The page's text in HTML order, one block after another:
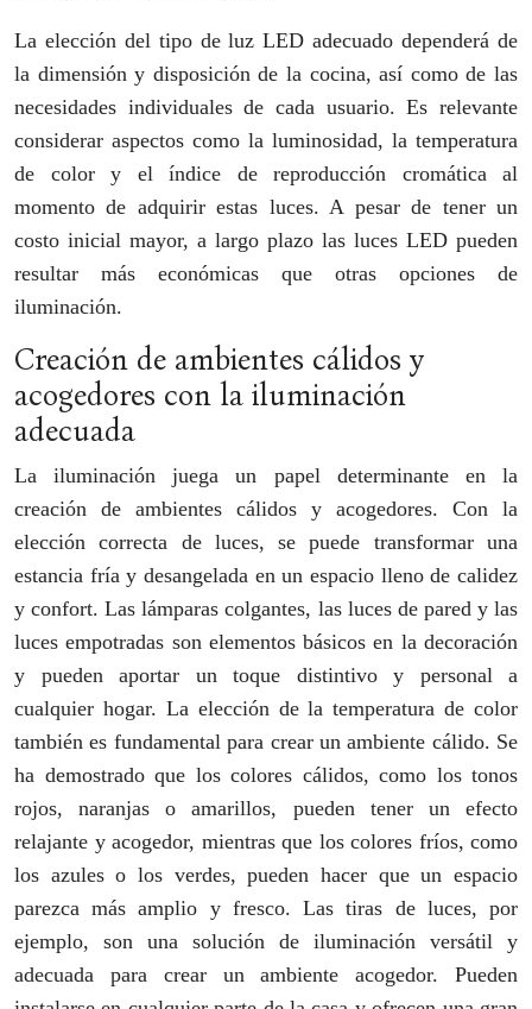
La elección del tipo de luz LED adecuado dependerá de
la dimensión y disposición de la cocina, así como de las
necesidades individuales de cada usuario. Es relevante
considerar aspectos como la luminosidad, la temperatura
de color y el índice de reproducción cromática al
momento de adquirir estas luces. A pesar de tener un
costo inicial mayor, a largo plazo las luces LED pueden
resultar más económicas que otras opciones de
iluminación.
Creación de ambientes cálidos y
acogedores con la iluminación
adecuada
La iluminación juega un papel determinante en la
creación de ambientes cálidos y acogedores. Con la
elección correcta de luces, se puede transformar una
estancia fría y desangelada en un espacio lleno de calidez
y confort. Las lámparas colgantes, las luces de pared y las
luces empotradas son elementos básicos en la decoración
y pueden aportar un toque distintivo y personal a
cualquier hogar. La elección de la temperatura de color
también es fundamental para crear un ambiente cálido. Se
ha demostrado que los colores cálidos, como los tonos
rojos, naranjas o amarillos, pueden tener un efecto
relajante y acogedor, mientras que los colores fríos, como
los azules o los verdes, pueden hacer que un espacio
parezca más amplio y fresco. Las tiras de luces, por
ejemplo, son una solución de iluminación versátil y
adecuada para crear un ambiente acogedor. Pueden